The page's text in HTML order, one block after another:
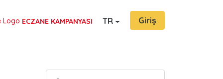
ECZANE KAMPANYASI TR Giriş